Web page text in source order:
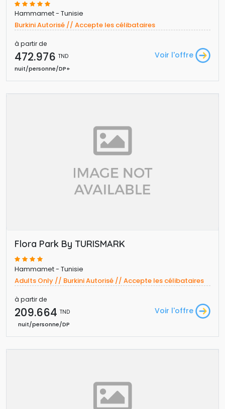
Hammamet - Tunisie
Burkini Autorisé // Accepte les célibataires
à partir de
472.976 TND
nuit/personne/DP+
Voir l'offre
Flora Park By TURISMARK
Hammamet - Tunisie
Adults Only // Burkini Autorisé // Accepte les célibataires
à partir de
209.664 TND
nuit/personne/DP
Voir l'offre